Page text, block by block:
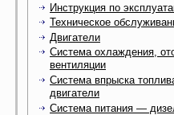
Инструкция по
Техническое
Двигатели
Система охлаждения,
вентиляции
Система впрыска
двигатели
Система питания —